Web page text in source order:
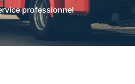
professionnel